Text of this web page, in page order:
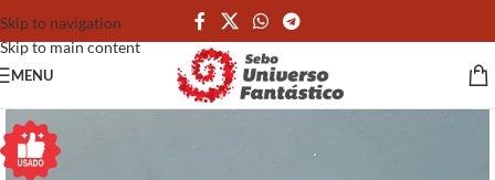
Skip to navigation
Skip to main content
MENU